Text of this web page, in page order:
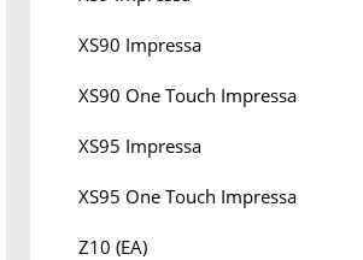
XS90 Impressa
XS90 One Touch Impressa
XS95 Impressa
XS95 One Touch Impressa
Z10 (EA)